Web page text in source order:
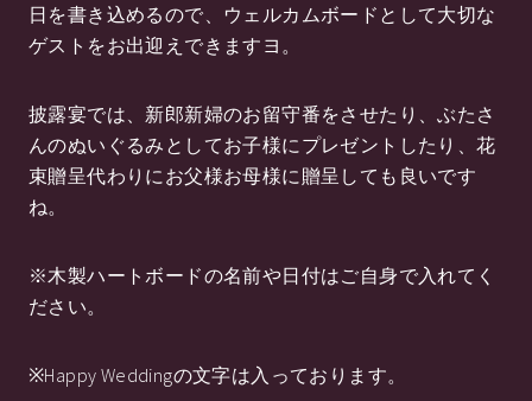
日を書き込めるので、ウェルカムボードとして大切な
ゲストをお出迎えできますヨ。
披露宴では、新郎新婦のお留守番をさせたり、ぶたさ
んのぬいぐるみとしてお子様にプレゼントしたり、花
束贈呈代わりにお父様お母様に贈呈しても良いです
ね。
※木製ハートボードの名前や日付はご自身で入れてく
ださい。
※Happy Weddingの文字は入っております。